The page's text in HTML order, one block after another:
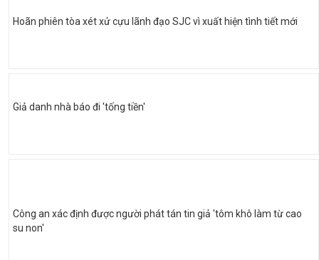
Hoãn phiên tòa xét xử cựu lãnh đạo SJC vì xuất hiện tình tiết mới
Giả danh nhà báo đi 'tống tiền'
Công an xác định được người phát tán tin giả 'tôm khô làm từ cao
su non'